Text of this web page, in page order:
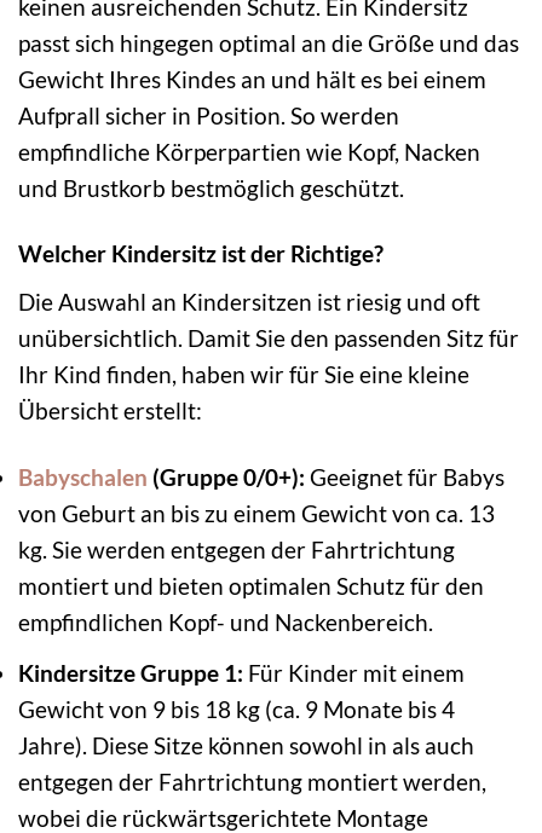
keinen ausreichenden Schutz. Ein Kindersitz
passt sich hingegen optimal an die Größe und das
Gewicht Ihres Kindes an und hält es bei einem
Aufprall sicher in Position. So werden
empfindliche Körperpartien wie Kopf, Nacken
und Brustkorb bestmöglich geschützt.
Welcher Kindersitz ist der Richtige?
Die Auswahl an Kindersitzen ist riesig und oft
unübersichtlich. Damit Sie den passenden Sitz für
Ihr Kind finden, haben wir für Sie eine kleine
Übersicht erstellt:
Babyschalen (Gruppe 0/0+): Geeignet für Babys
von Geburt an bis zu einem Gewicht von ca. 13
kg. Sie werden entgegen der Fahrtrichtung
montiert und bieten optimalen Schutz für den
empfindlichen Kopf- und Nackenbereich.
Kindersitze Gruppe 1: Für Kinder mit einem
Gewicht von 9 bis 18 kg (ca. 9 Monate bis 4
Jahre). Diese Sitze können sowohl in als auch
entgegen der Fahrtrichtung montiert werden,
wobei die rückwärtsgerichtete Montage